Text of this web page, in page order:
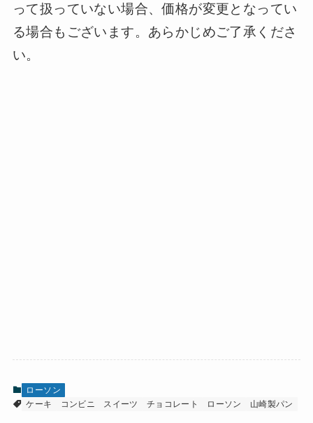
って扱っていない場合、価格が変更となってい
る場合もございます。あらかじめご了承くださ
い。
ローソン
ケーキ
コンビニ スイーツ チョコレート ローソン 山崎製パン